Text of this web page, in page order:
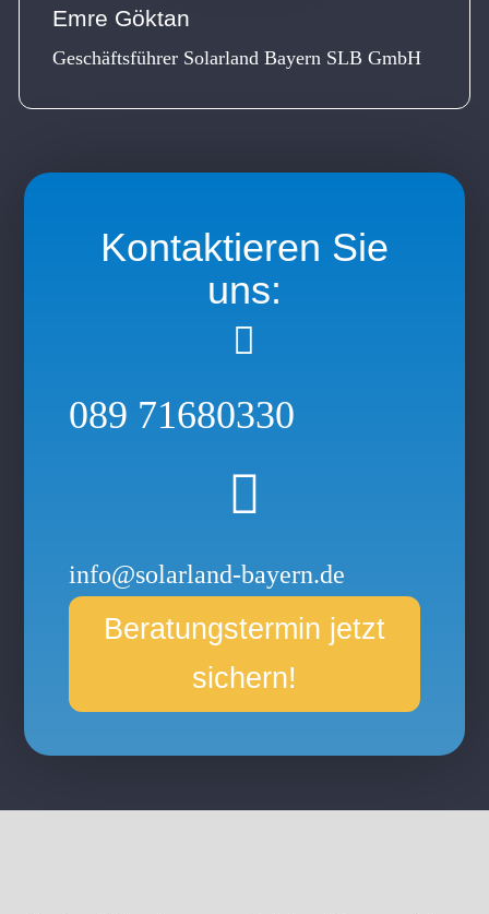
lassen!
Emre Göktan
Geschäftsführer Solarland Bayern SLB GmbH
Kontaktieren Sie
uns:

089 71680330

info@solarland-bayern.de
Beratungstermin jetzt
sichern!